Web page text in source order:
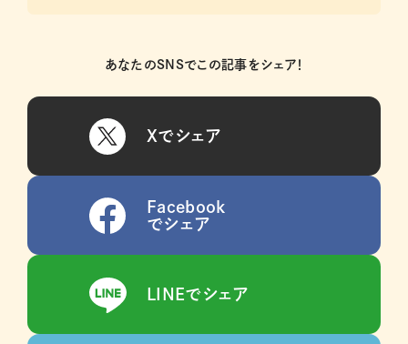
あなたのSNSでこの記事をシェア！
Xでシェア
Facebook
でシェア
LINEでシェア